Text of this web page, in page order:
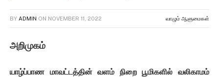
BY ADMIN ON NOVEMBER 11, 2022 வாழும் ஆளுமைகள்
அறிமுகம்
யாழ்ப்பாண மாவட்டத்தின் வளம் நிறை பூமிகளில் வலிகாமம்